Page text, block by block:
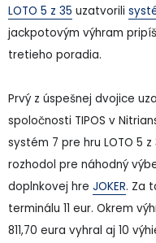
LOTO 5 z 35 uzatvorili
jackpotovým výhram
tretieho poradia.
Prvý z úspešnej dvojice
spoločnosti TIPOS v
systém 7 pre hru LOTO 5
rozhodol pre náhodný
doplnkovej hre JOKER. Za
terminálu 11 eur. Okrem
811,70 eura vyhral aj 10